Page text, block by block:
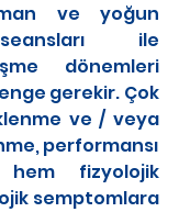
ve yoğun
ile
dönemleri
gerekir. Çok
ve / veya
performansı
hem fizyolojik
semptomlara